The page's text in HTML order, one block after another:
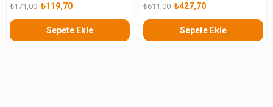
₺119,70
₺171,00
Sepete Ekle
₺427,70
₺611,00
Sepete Ekle